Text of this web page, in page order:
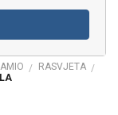
AMIO / RASVJETA /